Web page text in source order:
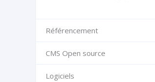
Référencement
CMS Open source
Logiciels